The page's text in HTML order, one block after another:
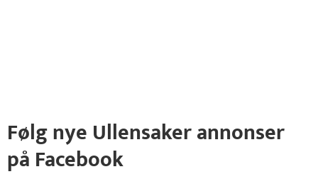
Følg nye Ullensaker annonser
på Facebook